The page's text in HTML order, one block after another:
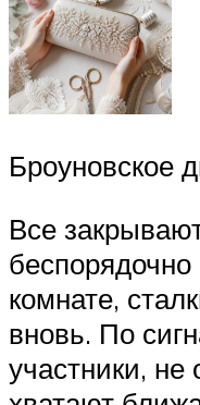
Броуновское
Все
комнате,
вновь. По
участники, не